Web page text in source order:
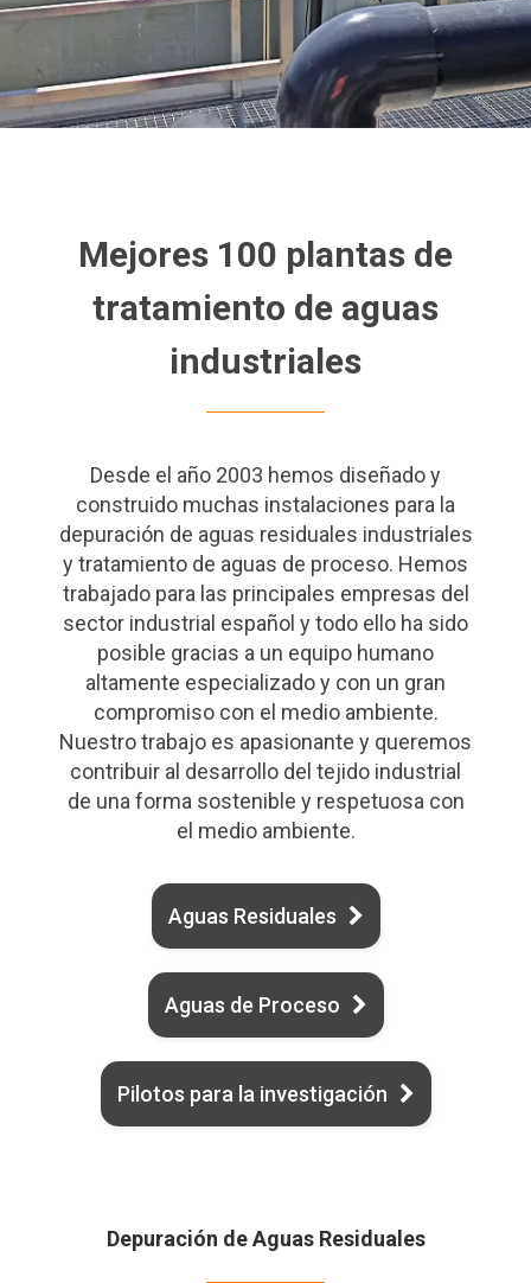
Mejores 100 plantas de
tratamiento de aguas
industriales
Desde el año 2003 hemos diseñado y
construido muchas instalaciones para la
depuración de aguas residuales industriales
y tratamiento de aguas de proceso. Hemos
trabajado para las principales empresas del
sector industrial español y todo ello ha sido
posible gracias a un equipo humano
altamente especializado y con un gran
compromiso con el medio ambiente.
Nuestro trabajo es apasionante y queremos
contribuir al desarrollo del tejido industrial
de una forma sostenible y respetuosa con
el medio ambiente.
Aguas Residuales
Aguas de Proceso
Pilotos para la investigación
Depuración de Aguas Residuales